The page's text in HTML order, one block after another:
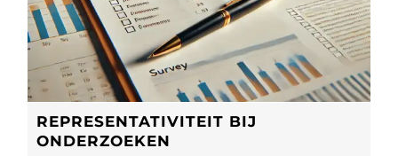
REPRESENTATIVITEIT BIJ
ONDERZOEKEN